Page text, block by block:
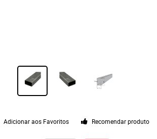
Adicionar aos Favoritos Recomendar produto